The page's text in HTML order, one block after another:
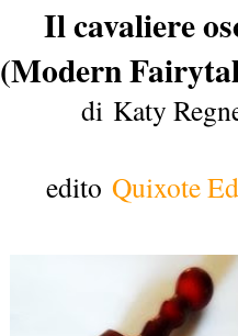
Il cavaliere
(Modern
di Katy
edito Quixote